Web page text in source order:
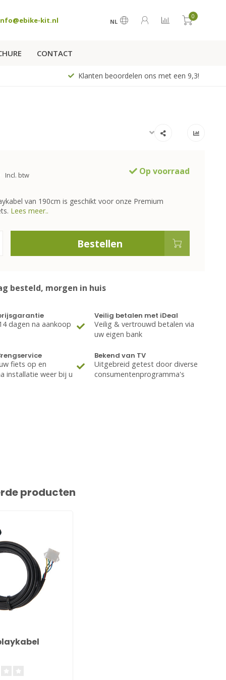
kit.nl NL
0
CONTACT
Klanten beoordelen ons met een 9,3!
Incl. btw Op voorraad
van 190cm is geschikt voor onze Premium
Lees meer..
Bestellen
besteld, morgen in huis
dagen na aankoop
Veilig betalen met iDeal
Veilig & vertrouwd betalen via
uw eigen bank
fiets op en
installatie weer bij u
Bekend van TV
Uitgebreid getest door diverse
consumentenprogramma's
producten